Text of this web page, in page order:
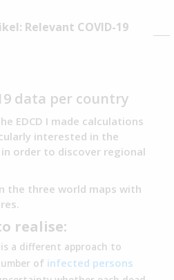
Relevant COVID-19
data per country
EDCD I made calculations
interested in the
order to discover regional
the three world maps with
realise:
a different approach to
of infected persons